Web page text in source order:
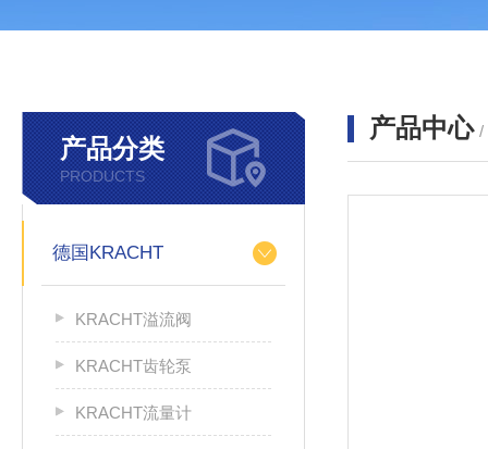
产品分类
PRODUCTS
德国KRACHT
KRACHT溢流阀
KRACHT齿轮泵
KRACHT流量计
产品中心 /